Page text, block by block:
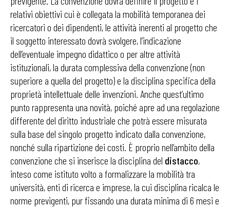
relativi obiettivi cui è collegata la mobilità temporanea dei
ricercatori o dei dipendenti, le attività inerenti al progetto che
il soggetto interessato dovrà svolgere, l’indicazione
dell’eventuale impegno didattico o per altre attività
istituzionali, la durata complessiva della convenzione (non
superiore a quella del progetto) e la disciplina specifica della
proprietà intellettuale delle invenzioni. Anche quest’ultimo
punto rappresenta una novità, poiché apre ad una regolazione
differente del diritto industriale che potrà essere misurata
sulla base del singolo progetto indicato dalla convenzione,
nonché sulla ripartizione dei costi. È proprio nell’ambito della
convenzione che si inserisce la disciplina del distacco,
inteso come istituto volto a formalizzare la mobilità tra
università, enti di ricerca e imprese, la cui disciplina ricalca le
norme previgenti, pur fissando una durata minima di 6 mesi e